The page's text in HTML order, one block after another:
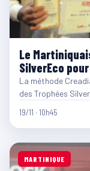
Le
SilverEco
La méthode
des Trophées
19/11 · 10h45
MARTINIQUE